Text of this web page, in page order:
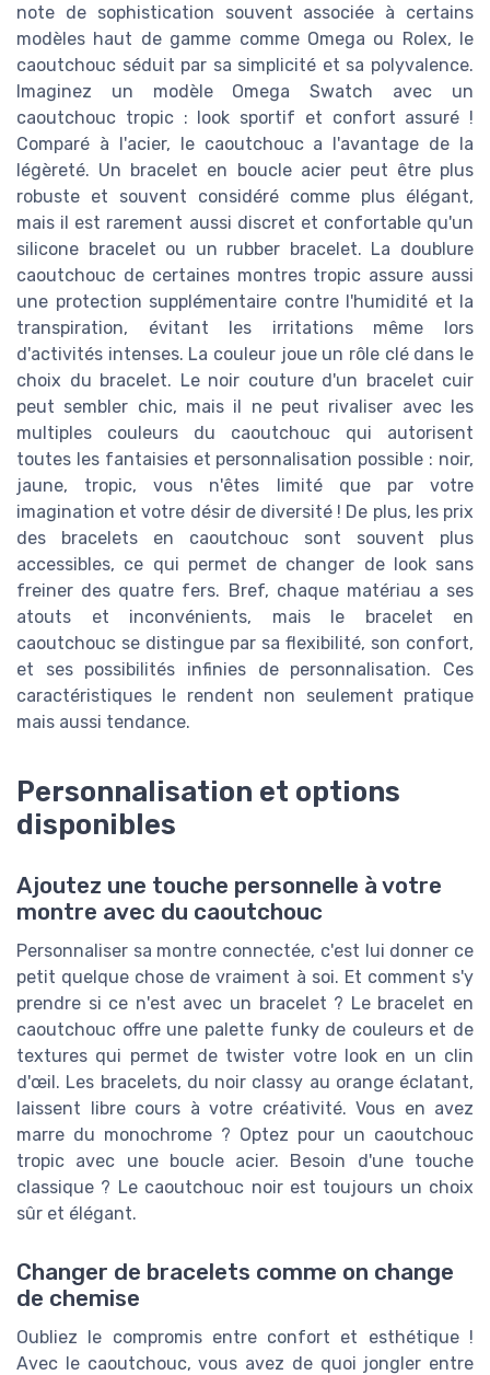
note de sophistication souvent associée à certains
modèles haut de gamme comme Omega ou Rolex, le
caoutchouc séduit par sa simplicité et sa polyvalence.
Imaginez un modèle Omega Swatch avec un
caoutchouc tropic : look sportif et confort assuré !
Comparé à l'acier, le caoutchouc a l'avantage de la
légèreté. Un bracelet en boucle acier peut être plus
robuste et souvent considéré comme plus élégant,
mais il est rarement aussi discret et confortable qu'un
silicone bracelet ou un rubber bracelet. La doublure
caoutchouc de certaines montres tropic assure aussi
une protection supplémentaire contre l'humidité et la
transpiration, évitant les irritations même lors
d'activités intenses. La couleur joue un rôle clé dans le
choix du bracelet. Le noir couture d'un bracelet cuir
peut sembler chic, mais il ne peut rivaliser avec les
multiples couleurs du caoutchouc qui autorisent
toutes les fantaisies et personnalisation possible : noir,
jaune, tropic, vous n'êtes limité que par votre
imagination et votre désir de diversité ! De plus, les prix
des bracelets en caoutchouc sont souvent plus
accessibles, ce qui permet de changer de look sans
freiner des quatre fers. Bref, chaque matériau a ses
atouts et inconvénients, mais le bracelet en
caoutchouc se distingue par sa flexibilité, son confort,
et ses possibilités infinies de personnalisation. Ces
caractéristiques le rendent non seulement pratique
mais aussi tendance.
Personnalisation et options
disponibles
Ajoutez une touche personnelle à votre
montre avec du caoutchouc
Personnaliser sa montre connectée, c'est lui donner ce
petit quelque chose de vraiment à soi. Et comment s'y
prendre si ce n'est avec un bracelet ? Le bracelet en
caoutchouc offre une palette funky de couleurs et de
textures qui permet de twister votre look en un clin
d'œil. Les bracelets, du noir classy au orange éclatant,
laissent libre cours à votre créativité. Vous en avez
marre du monochrome ? Optez pour un caoutchouc
tropic avec une boucle acier. Besoin d'une touche
classique ? Le caoutchouc noir est toujours un choix
sûr et élégant.
Changer de bracelets comme on change
de chemise
Oubliez le compromis entre confort et esthétique !
Avec le caoutchouc, vous avez de quoi jongler entre